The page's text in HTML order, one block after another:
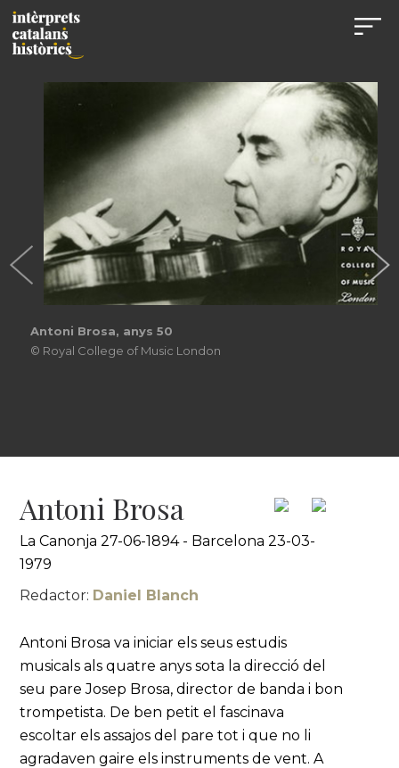
Antoni Brosa, anys 50
© Royal College of Music London
Antoni Brosa
La Canonja 27-06-1894 - Barcelona 23-03-
1979
Redactor: Daniel Blanch
Antoni Brosa va iniciar els seus estudis
musicals als quatre anys sota la direcció del
seu pare Josep Brosa, director de banda i bon
trompetista. De ben petit el fascinava
escoltar els assajos del pare tot i que no li
agradaven gaire els instruments de vent. A